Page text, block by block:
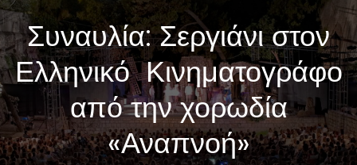
Συναυλία: Σεργιάνι στον
Ελληνικό Κινηματογράφο
από την χορωδία
«Αναπνοή»